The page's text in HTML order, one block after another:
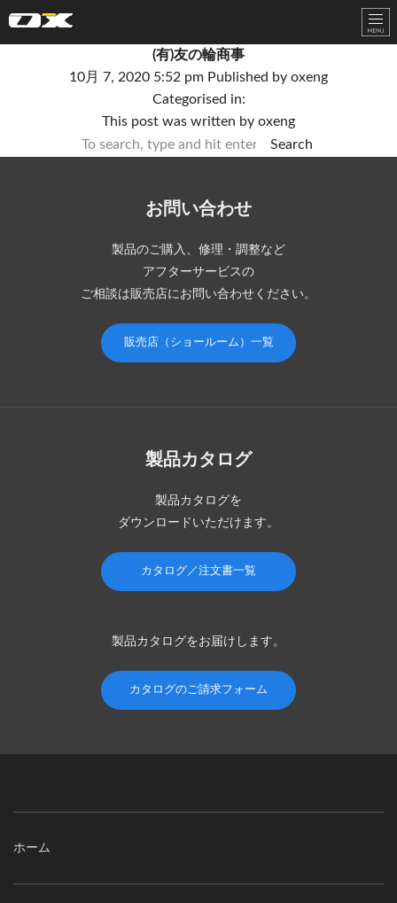
(有)友の輪商事
10月 7, 2020 5:52 pm Published by oxeng
Categorised in:
This post was written by oxeng
Search
お問い合わせ
製品のご購入、修理・調整など
アフターサービスの
ご相談は販売店にお問い合わせください。
販売店（ショールーム）一覧
製品カタログ
製品カタログを
ダウンロードいただけます。
カタログ／注文書一覧
製品カタログをお届けします。
カタログのご請求フォーム
ホーム